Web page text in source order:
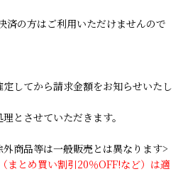
済の方はご利用いただけませんので
してから請求金額をお知らせいたし
とさせていただきます。
商品等は一般販売とは異なります>
まとめ買い割引20％OFF!など）は適